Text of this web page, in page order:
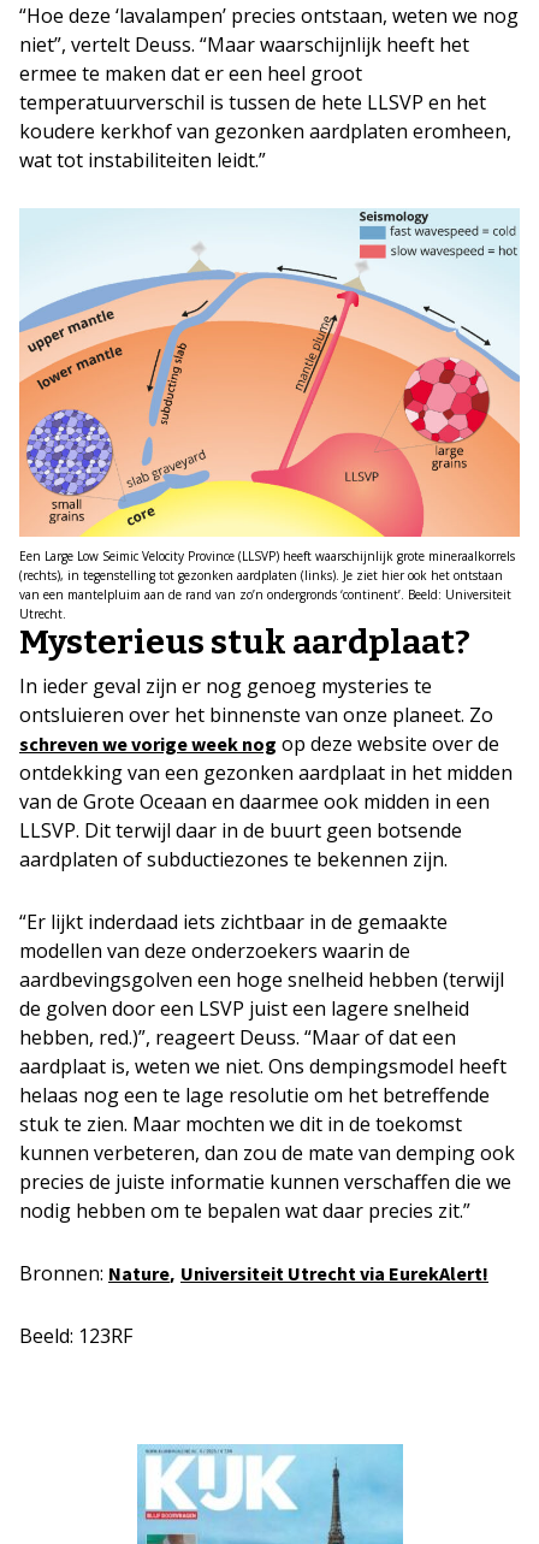
“Hoe deze ‘lavalampen’ precies ontstaan, weten we nog
niet”, vertelt Deuss. “Maar waarschijnlijk heeft het
ermee te maken dat er een heel groot
temperatuurverschil is tussen de hete LLSVP en het
koudere kerkhof van gezonken aardplaten eromheen,
wat tot instabiliteiten leidt.”
Een Large Low Seimic Velocity Province (LLSVP) heeft waarschijnlijk grote mineraalkorrels
(rechts), in tegenstelling tot gezonken aardplaten (links). Je ziet hier ook het ontstaan
van een mantelpluim aan de rand van zo’n ondergronds ‘continent’. Beeld: Universiteit
Utrecht.
Mysterieus stuk aardplaat?
In ieder geval zijn er nog genoeg mysteries te
ontsluieren over het binnenste van onze planeet. Zo
schreven we vorige week nog op deze website over de
ontdekking van een gezonken aardplaat in het midden
van de Grote Oceaan en daarmee ook midden in een
LLSVP. Dit terwijl daar in de buurt geen botsende
aardplaten of subductiezones te bekennen zijn.
“Er lijkt inderdaad iets zichtbaar in de gemaakte
modellen van deze onderzoekers waarin de
aardbevingsgolven een hoge snelheid hebben (terwijl
de golven door een LSVP juist een lagere snelheid
hebben, red.)”, reageert Deuss. “Maar of dat een
aardplaat is, weten we niet. Ons dempingsmodel heeft
helaas nog een te lage resolutie om het betreffende
stuk te zien. Maar mochten we dit in de toekomst
kunnen verbeteren, dan zou de mate van demping ook
precies de juiste informatie kunnen verschaffen die we
nodig hebben om te bepalen wat daar precies zit.”
Bronnen: Nature, Universiteit Utrecht via EurekAlert!
Beeld: 123RF